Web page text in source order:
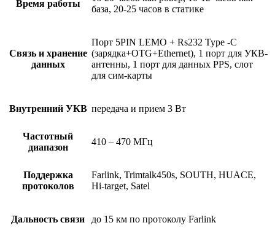
Время работы
база, 20-25 часов в статике
Связь и хранение
данных
Порт 5PIN LEMO + Rs232 Type -C
(зарядка+OTG+Ethernet), 1 порт для УКВ-
антенны, 1 порт для данных PPS, слот
для сим-карты
Внутренний УКВ передача и прием 3 Вт
Частотный
диапазон
410 – 470 МГц
Поддержка
протоколов
Farlink, Trimtalk450s, SOUTH, HUACE,
Hi-target, Satel
Дальность связи до 15 км по протоколу Farlink